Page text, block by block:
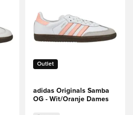
Outlet
adidas Originals Samba
OG - Wit/Oranje Dames